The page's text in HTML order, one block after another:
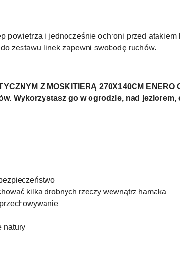
powietrza i jednocześnie ochroni przed
zestawu linek zapewni swobodę ruchów.
Z MOSKITIERĄ 270X140CM ENERO
Wykorzystasz go w ogrodzie, nad
kilka drobnych rzeczy wewnątrz hamaka
natury